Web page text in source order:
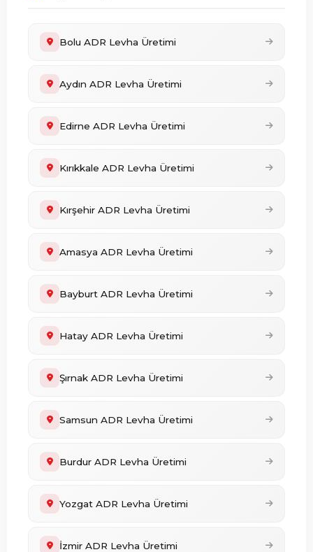
Bolu ADR Levha Üretimi
Aydın ADR Levha Üretimi
Edirne ADR Levha Üretimi
Kırıkkale ADR Levha Üretimi
Kırşehir ADR Levha Üretimi
Amasya ADR Levha Üretimi
Bayburt ADR Levha Üretimi
Hatay ADR Levha Üretimi
Şırnak ADR Levha Üretimi
Samsun ADR Levha Üretimi
Burdur ADR Levha Üretimi
Yozgat ADR Levha Üretimi
İzmir ADR Levha Üretimi